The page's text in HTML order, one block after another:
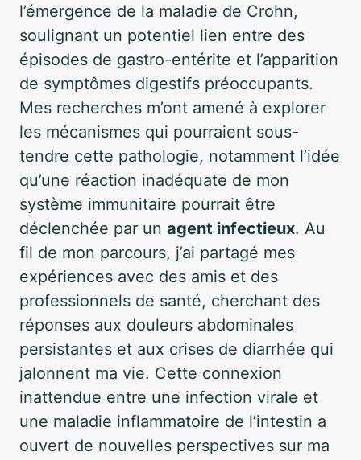
l’émergence de la maladie de Crohn,
soulignant un potentiel lien entre des
épisodes de gastro-entérite et l’apparition
de symptômes digestifs préoccupants.
Mes recherches m’ont amené à explorer
les mécanismes qui pourraient sous-
tendre cette pathologie, notamment l’idée
qu’une réaction inadéquate de mon
système immunitaire pourrait être
déclenchée par un agent infectieux. Au
fil de mon parcours, j’ai partagé mes
expériences avec des amis et des
professionnels de santé, cherchant des
réponses aux douleurs abdominales
persistantes et aux crises de diarrhée qui
jalonnent ma vie. Cette connexion
inattendue entre une infection virale et
une maladie inflammatoire de l’intestin a
ouvert de nouvelles perspectives sur ma